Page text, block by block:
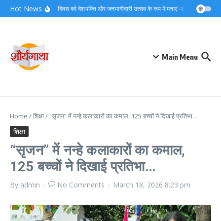
Skip to content
Hot Newsस्वतंत्रता दिवस को देशभक्ति और जनभागीदारी उत्सव के रूप में मनाएं -डॉ.विशाल गर्ग।
Main Menu
Home /शिक्षा/“सृजन” में नन्हे कलाकारों का कमाल, 125 बच्चों ने दिखाई प्रतिभा…
शिक्षा
“सृजन” में नन्हे कलाकारों का कमाल,
125 बच्चों ने दिखाई प्रतिभा…
By admin No Comments March 18, 2026 8:23 pm